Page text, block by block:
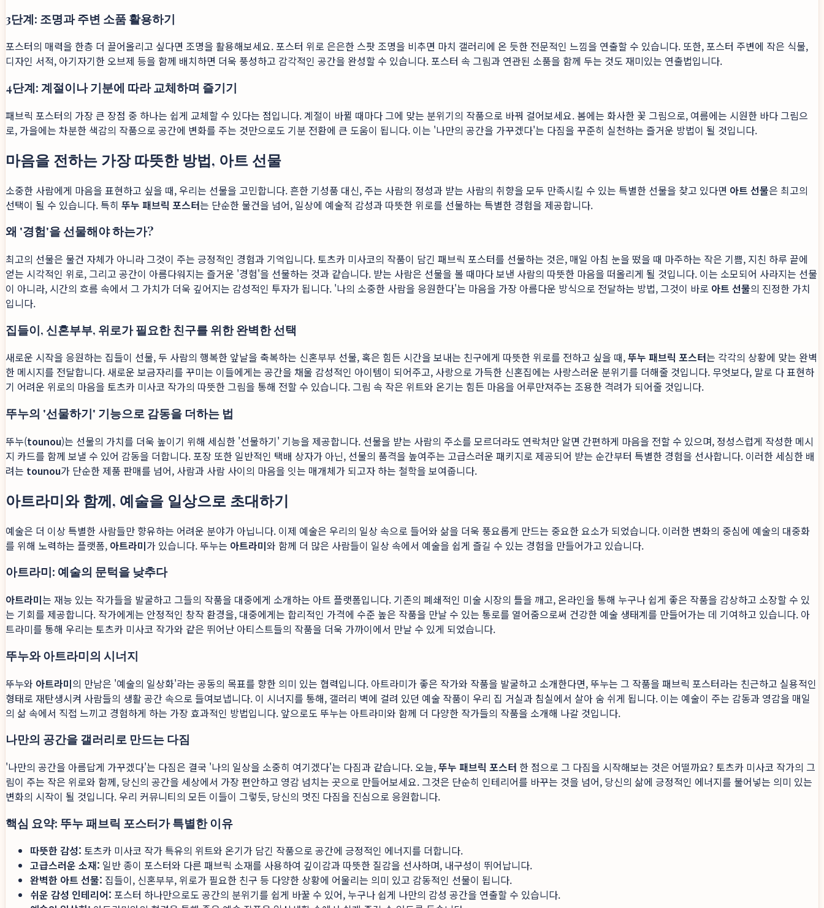
3단계: 조명과 주변 소품 활용하기
포스터의 매력을 한층 더 끌어올리고 싶다면 조명을 활용해보세요. 포스터 위로 은은한 스팟 조명을 비추면 마치 갤러리에 온 듯한 전문적인 느낌을 연출할 수 있습니다. 또한, 포스터 주변에 작은 식물,
디자인 서적, 아기자기한 오브제 등을 함께 배치하면 더욱 풍성하고 감각적인 공간을 완성할 수 있습니다. 포스터 속 그림과 연관된 소품을 함께 두는 것도 재미있는 연출법입니다.
4단계: 계절이나 기분에 따라 교체하며 즐기기
패브릭 포스터의 가장 큰 장점 중 하나는 쉽게 교체할 수 있다는 점입니다. 계절이 바뀔 때마다 그에 맞는 분위기의 작품으로 바꿔 걸어보세요. 봄에는 화사한 꽃 그림으로, 여름에는 시원한 바다 그림으
로, 가을에는 차분한 색감의 작품으로 공간에 변화를 주는 것만으로도 기분 전환에 큰 도움이 됩니다. 이는 '나만의 공간을 가꾸겠다'는 다짐을 꾸준히 실천하는 즐거운 방법이 될 것입니다.
마음을 전하는 가장 따뜻한 방법, 아트 선물
소중한 사람에게 마음을 표현하고 싶을 때, 우리는 선물을 고민합니다. 흔한 기성품 대신, 주는 사람의 정성과 받는 사람의 취향을 모두 만족시킬 수 있는 특별한 선물을 찾고 있다면 아트 선물은 최고의
선택이 될 수 있습니다. 특히 뚜누 패브릭 포스터는 단순한 물건을 넘어, 일상에 예술적 감성과 따뜻한 위로를 선물하는 특별한 경험을 제공합니다.
왜 '경험'을 선물해야 하는가?
최고의 선물은 물건 자체가 아니라 그것이 주는 긍정적인 경험과 기억입니다. 토츠카 미사코의 작품이 담긴 패브릭 포스터를 선물하는 것은, 매일 아침 눈을 떴을 때 마주하는 작은 기쁨, 지친 하루 끝에
얻는 시각적인 위로, 그리고 공간이 아름다워지는 즐거운 '경험'을 선물하는 것과 같습니다. 받는 사람은 선물을 볼 때마다 보낸 사람의 따뜻한 마음을 떠올리게 될 것입니다. 이는 소모되어 사라지는 선물
이 아니라, 시간의 흐름 속에서 그 가치가 더욱 깊어지는 감성적인 투자가 됩니다. '나의 소중한 사람을 응원한다'는 마음을 가장 아름다운 방식으로 전달하는 방법, 그것이 바로 아트 선물의 진정한 가치
입니다.
집들이, 신혼부부, 위로가 필요한 친구를 위한 완벽한 선택
새로운 시작을 응원하는 집들이 선물, 두 사람의 행복한 앞날을 축복하는 신혼부부 선물, 혹은 힘든 시간을 보내는 친구에게 따뜻한 위로를 전하고 싶을 때,뚜누 패브릭 포스터는 각각의 상황에 맞는 완벽
한 메시지를 전달합니다. 새로운 보금자리를 꾸미는 이들에게는 공간을 채울 감성적인 아이템이 되어주고, 사랑으로 가득한 신혼집에는 사랑스러운 분위기를 더해줄 것입니다. 무엇보다, 말로 다 표현하
기 어려운 위로의 마음을 토츠카 미사코 작가의 따뜻한 그림을 통해 전할 수 있습니다. 그림 속 작은 위트와 온기는 힘든 마음을 어루만져주는 조용한 격려가 되어줄 것입니다.
뚜누의 '선물하기' 기능으로 감동을 더하는 법
뚜누(tounou)는 선물의 가치를 더욱 높이기 위해 세심한 '선물하기' 기능을 제공합니다. 선물을 받는 사람의 주소를 모르더라도 연락처만 알면 간편하게 마음을 전할 수 있으며, 정성스럽게 작성한 메시
지 카드를 함께 보낼 수 있어 감동을 더합니다. 포장 또한 일반적인 택배 상자가 아닌, 선물의 품격을 높여주는 고급스러운 패키지로 제공되어 받는 순간부터 특별한 경험을 선사합니다. 이러한 세심한 배
려는 tounou가 단순한 제품 판매를 넘어, 사람과 사람 사이의 마음을 잇는 매개체가 되고자 하는 철학을 보여줍니다.
아트라미와 함께, 예술을 일상으로 초대하기
예술은 더 이상 특별한 사람들만 향유하는 어려운 분야가 아닙니다. 이제 예술은 우리의 일상 속으로 들어와 삶을 더욱 풍요롭게 만드는 중요한 요소가 되었습니다. 이러한 변화의 중심에 예술의 대중화
를 위해 노력하는 플랫폼, 아트라미가 있습니다. 뚜누는 아트라미와 함께 더 많은 사람들이 일상 속에서 예술을 쉽게 즐길 수 있는 경험을 만들어가고 있습니다.
아트라미: 예술의 문턱을 낮추다
아트라미는 재능 있는 작가들을 발굴하고 그들의 작품을 대중에게 소개하는 아트 플랫폼입니다. 기존의 폐쇄적인 미술 시장의 틀을 깨고, 온라인을 통해 누구나 쉽게 좋은 작품을 감상하고 소장할 수 있
는 기회를 제공합니다. 작가에게는 안정적인 창작 환경을, 대중에게는 합리적인 가격에 수준 높은 작품을 만날 수 있는 통로를 열어줌으로써 건강한 예술 생태계를 만들어가는 데 기여하고 있습니다. 아
트라미를 통해 우리는 토츠카 미사코 작가와 같은 뛰어난 아티스트들의 작품을 더욱 가까이에서 만날 수 있게 되었습니다.
뚜누와 아트라미의 시너지
뚜누와 아트라미의 만남은 '예술의 일상화'라는 공동의 목표를 향한 의미 있는 협력입니다. 아트라미가 좋은 작가와 작품을 발굴하고 소개한다면, 뚜누는 그 작품을 패브릭 포스터라는 친근하고 실용적인
형태로 재탄생시켜 사람들의 생활 공간 속으로 들여보냅니다. 이 시너지를 통해, 갤러리 벽에 걸려 있던 예술 작품이 우리 집 거실과 침실에서 살아 숨 쉬게 됩니다. 이는 예술이 주는 감동과 영감을 매일
의 삶 속에서 직접 느끼고 경험하게 하는 가장 효과적인 방법입니다. 앞으로도 뚜누는 아트라미와 함께 더 다양한 작가들의 작품을 소개해 나갈 것입니다.
나만의 공간을 갤러리로 만드는 다짐
'나만의 공간을 아름답게 가꾸겠다'는 다짐은 결국 '나의 일상을 소중히 여기겠다'는 다짐과 같습니다. 오늘,뚜누 패브릭 포스터 한 점으로 그 다짐을 시작해보는 것은 어떨까요? 토츠카 미사코 작가의 그
림이 주는 작은 위로와 함께, 당신의 공간을 세상에서 가장 편안하고 영감 넘치는 곳으로 만들어보세요. 그것은 단순히 인테리어를 바꾸는 것을 넘어, 당신의 삶에 긍정적인 에너지를 불어넣는 의미 있는
변화의 시작이 될 것입니다. 우리 커뮤니티의 모든 이들이 그렇듯, 당신의 멋진 다짐을 진심으로 응원합니다.
핵심 요약: 뚜누 패브릭 포스터가 특별한 이유
따뜻한 감성: 토츠카 미사코 작가 특유의 위트와 온기가 담긴 작품으로 공간에 긍정적인 에너지를 더합니다.
고급스러운 소재: 일반 종이 포스터와 다른 패브릭 소재를 사용하여 깊이감과 따뜻한 질감을 선사하며, 내구성이 뛰어납니다.
완벽한 아트 선물: 집들이, 신혼부부, 위로가 필요한 친구 등 다양한 상황에 어울리는 의미 있고 감동적인 선물이 됩니다.
쉬운 감성 인테리어: 포스터 하나만으로도 공간의 분위기를 쉽게 바꿀 수 있어, 누구나 쉽게 나만의 감성 공간을 연출할 수 있습니다.